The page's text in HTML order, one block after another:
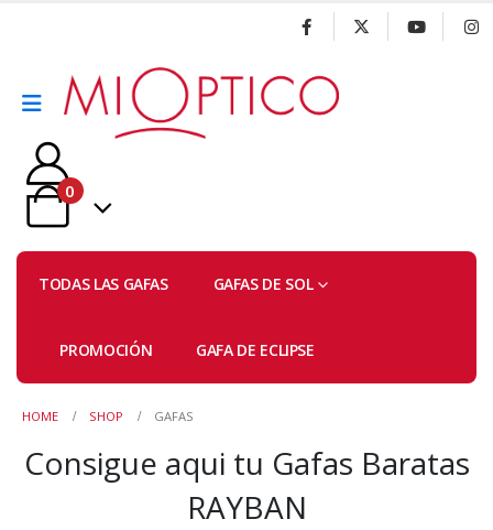
0
TODAS LAS GAFAS GAFAS DE SOL
PROMOCIÓN GAFA DE ECLIPSE
HOME SHOP GAFAS
Consigue aqui tu Gafas Baratas
RAYBAN